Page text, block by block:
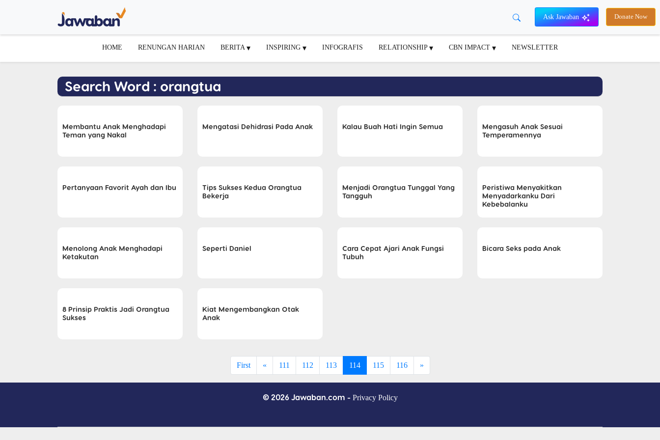
Ask Jawaban Donate Now
HOME RENUNGAN HARIAN BERITA INSPIRING INFOGRAFIS RELATIONSHIP CBN IMPACT NEWSLETTER
Search Word : orangtua
Membantu Anak Menghadapi
Teman yang Nakal
Mengatasi Dehidrasi Pada Anak Kalau Buah Hati Ingin Semua
Mengasuh Anak Sesuai
Temperamennya
Pertanyaan Favorit Ayah dan Ibu
Tips Sukses Kedua Orangtua
Bekerja
Menjadi Orangtua Tunggal Yang
Tangguh
Peristiwa Menyakitkan
Menyadarkanku Dari
Kebebalanku
Menolong Anak Menghadapi
Ketakutan
Seperti Daniel
Cara Cepat Ajari Anak Fungsi
Tubuh
Bicara Seks pada Anak
8 Prinsip Praktis Jadi Orangtua
Sukses
Kiat Mengembangkan Otak
Anak
First « 111 112 113 114 115 116 »
© 2026 Jawaban.com - Privacy Policy